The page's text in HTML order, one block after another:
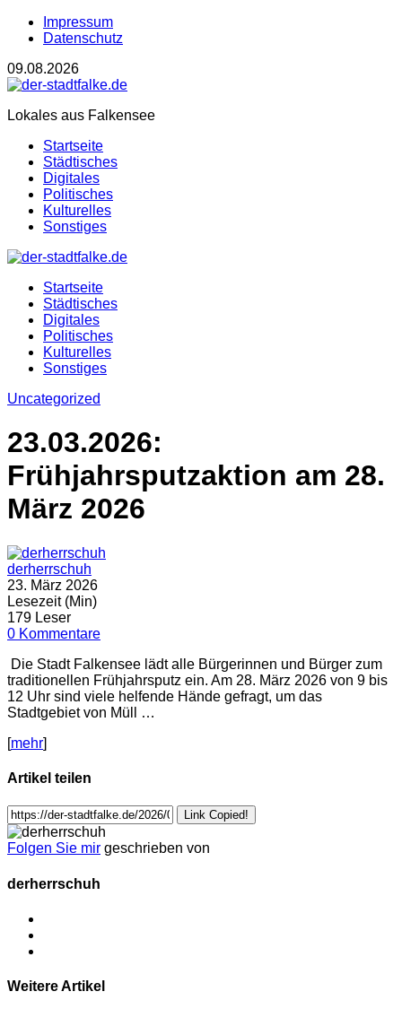
Impressum
Datenschutz
09.08.2026
Lokales aus Falkensee
Startseite
Städtisches
Digitales
Politisches
Kulturelles
Sonstiges
Startseite
Städtisches
Digitales
Politisches
Kulturelles
Sonstiges
Uncategorized
23.03.2026:
Frühjahrsputzaktion am 28.
März 2026
derherrschuh
23. März 2026
Lesezeit (Min)
179 Leser
0 Kommentare
Die Stadt Falkensee lädt alle Bürgerinnen und Bürger zum
traditionellen Frühjahrsputz ein. Am 28. März 2026 von 9 bis
12 Uhr sind viele helfende Hände gefragt, um das
Stadtgebiet von Müll …
[mehr]
Artikel teilen
Link Copied!
Folgen Sie mir geschrieben von
derherrschuh
Weitere Artikel